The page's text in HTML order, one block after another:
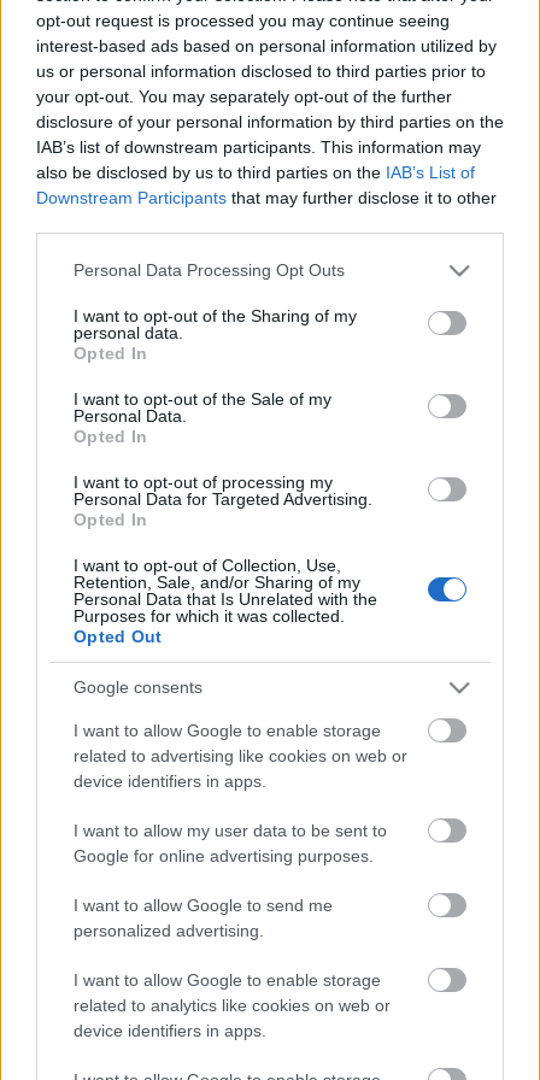
opt-out request is processed you may continue seeing
interest-based ads based on personal information utilized by
us or personal information disclosed to third parties prior to
your opt-out. You may separately opt-out of the further
disclosure of your personal information by third parties on the
IAB’s list of downstream participants. This information may
also be disclosed by us to third parties on the IAB’s List of
Downstream Participants that may further disclose it to other
Please note that this website/app uses one or more Google
not limited to your visit or usage behaviour. You may click to
grant or deny consent to Google and its third-party tags to
use your data for below specified purposes in below Google
consent section.
Personal Data Processing Opt Outs
I want to opt-out of the Sharing of my
personal data.
Opted In
I want to opt-out of the Sale of my
Personal Data.
Opted In
I want to opt-out of processing my
Personal Data for Targeted Advertising.
Opted In
I want to opt-out of Collection, Use,
Retention, Sale, and/or Sharing of my
Personal Data that Is Unrelated with the
Purposes for which it was collected.
Opted Out
Google consents
I want to allow Google to enable storage
related to advertising like cookies on web or
device identifiers in apps.
I want to allow my user data to be sent to
Google for online advertising purposes.
I want to allow Google to send me
personalized advertising.
I want to allow Google to enable storage
related to analytics like cookies on web or
device identifiers in apps.
φήμη. Εργάστηκε σε πολλά αμερικανικά και ευρωπαϊκά
παρατηρητήρια και υπήρξε για μεγάλο χρονικό διάστημα
μέλος των ομάδων εργασίας της ESA και της NASA. Η ίδια
υποστήριζε πως μερικοί από τους καλύτερούς της φίλους
ήταν αστέρες. Ο αστέρας του Τ-Ταύρου, του Ζήτα Δικτύου,
του Ωμέγα Τ. Ο αστεροειδής 8558 Hack, που ανακαλύφθηκε το
1995, πήρε το όνομά της.
βασίζεις τη γνώση σου για τον φυσικό κόσμο σε γεγονότα,
περίεργος για το μυστήριο της ζωής και της ύπαρξης.
«Είμαστε μέρος της εξέλιξης του σύμπαντος» έλεγε. «Από το
ασβέστιο στα κόκαλά μας, μέχρι τον σίδηρο στο αίμα μας,
έχουμε φτιαχτεί εξ’ ολοκλήρου από τα στοιχεία αυτά που
δημιουργούνται στην καρδιά των αστεριών. Είμαστε παιδιά
των αστέρων»!
ΠΙΣΩ ΣΕ Πεντάλεπτα Αρχηγού
Σχετικά προϊόντα